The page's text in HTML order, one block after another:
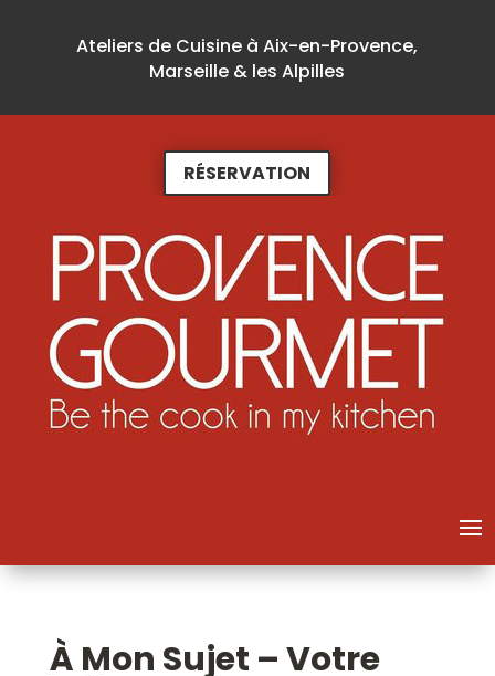
Ateliers de Cuisine à Aix-en-Provence,
Marseille & les Alpilles
RÉSERVATION
À Mon Sujet – Votre